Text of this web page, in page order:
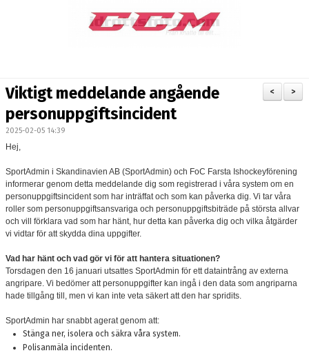
BÖRJA SPELA HOCKEY
VÅRA LAG/LEDARE
OM FOC
SKRIDSKODISCO
BESTÄLL KLUBBKLÄDER HOS TEAMGEAR
FIKET
ANTON FRONDELL-STIPENDIET
FRITIDSKORTET
>
<
Viktigt meddelande angående
personuppgiftsincident
2025-02-05 14:39
Hej,
SportAdmin i Skandinavien AB (SportAdmin) och FoC Farsta Ishockeyförening
informerar genom detta meddelande dig som registrerad i våra system om en
personuppgiftsincident som har inträffat och som kan påverka dig. Vi tar våra
roller som personuppgiftsansvariga och personuppgiftsbiträde på största allvar
och vill förklara vad som har hänt, hur detta kan påverka dig och vilka åtgärder
vi vidtar för att skydda dina uppgifter.
Vad har hänt och vad gör vi för att hantera situationen?
Torsdagen den 16 januari utsattes SportAdmin för ett dataintrång av externa
angripare. Vi bedömer att personuppgifter kan ingå i den data som angriparna
hade tillgång till, men vi kan inte veta säkert att den har spridits.
SportAdmin har snabbt agerat genom att:
Stänga ner, isolera och säkra våra system.
Polisanmäla incidenten.